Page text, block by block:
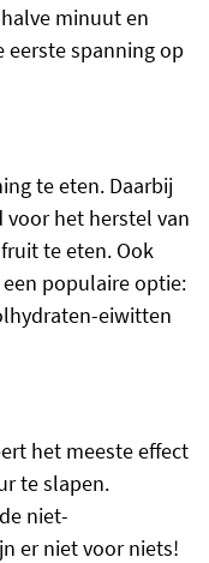
minuut en
eerste spanning op
te eten. Daarbij
het herstel van
te eten. Ook
populaire optie:
eiwitten
het meeste effect
te slapen.
niet-
er niet voor niets!